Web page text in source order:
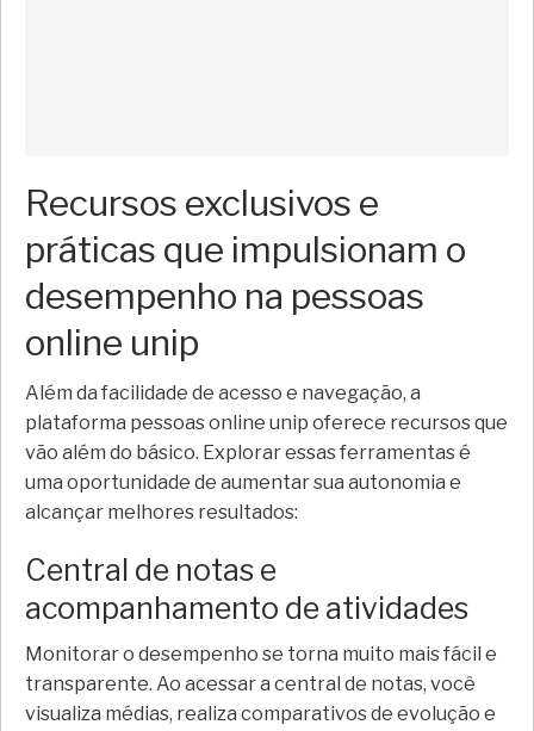
Recursos exclusivos e
práticas que impulsionam o
desempenho na pessoas
online unip
Além da facilidade de acesso e navegação, a
plataforma pessoas online unip oferece recursos que
vão além do básico. Explorar essas ferramentas é
uma oportunidade de aumentar sua autonomia e
alcançar melhores resultados:
Central de notas e
acompanhamento de atividades
Monitorar o desempenho se torna muito mais fácil e
transparente. Ao acessar a central de notas, você
visualiza médias, realiza comparativos de evolução e